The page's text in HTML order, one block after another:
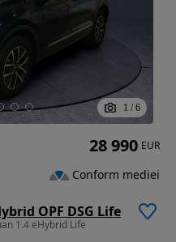
1 / 6
OPF DSG Life
1.4 eHybrid Life
28 990 EUR
Conform mediei